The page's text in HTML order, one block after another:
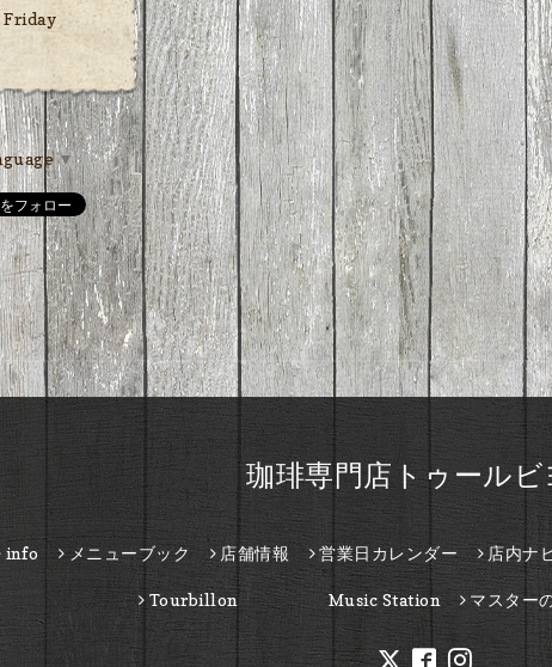
Friday
▼
珈琲専門店トゥール
info メニューブック 店舗情報 営業日カレンダー 店内ナ
Tourbillon Music Station マスター